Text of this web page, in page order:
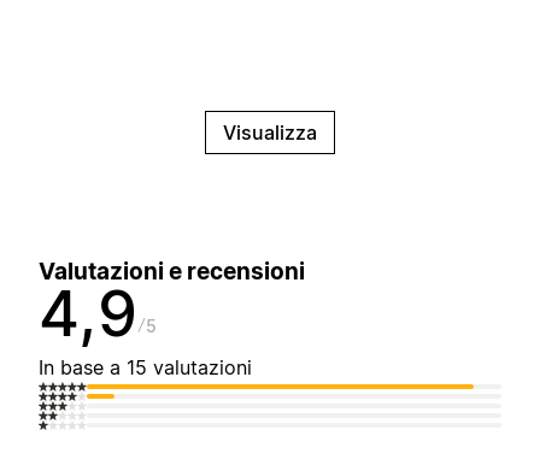
Visualizza
Valutazioni e recensioni
4,9 5
In base a 15 valutazioni